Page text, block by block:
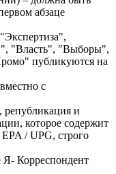
абзаце
"Власть", "Выборы",
публикуются на
с
и
которое содержит
/ UPG, строго
Я- Корреспондент